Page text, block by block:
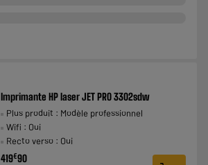
Imprimante HP laser JET PRO 3302sdw
Plus produit : Modèle professionnel
Wifi : Oui
Recto verso : Oui
419€90